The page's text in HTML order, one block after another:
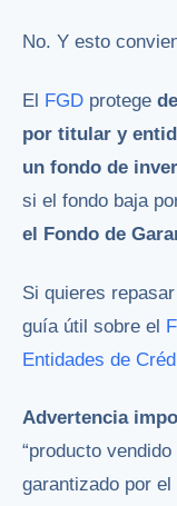
No. Y esto
El FGD protege
por titular y
un fondo de
si el fondo baja
el Fondo de
Si quieres
guía útil sobre el
Entidades de
Advertencia
“producto
garantizado por